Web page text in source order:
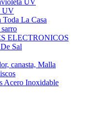
UV
UV
La Casa
ELECTRONICOS
Sal
canasta, Malla
Acero Inoxidable